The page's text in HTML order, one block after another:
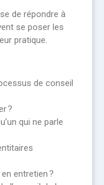
de répondre à
se poser les
pratique.
de conseil
?
qui ne parle
entretien ?